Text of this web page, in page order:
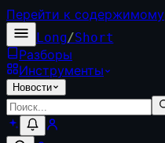
Перейти к содержимому
Long/Short
Разборы
Инструменты
Новости